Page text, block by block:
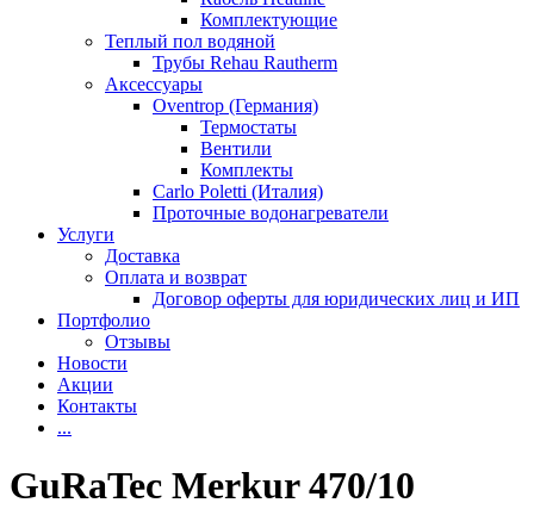
Комплектующие
Теплый пол водяной
Трубы Rehau Rautherm
Аксессуары
Oventrop (Германия)
Термостаты
Вентили
Комплекты
Carlo Poletti (Италия)
Проточные водонагреватели
Услуги
Доставка
Оплата и возврат
Договор оферты для юридических лиц и ИП
Портфолио
Отзывы
Новости
Акции
Контакты
...
GuRaTec Merkur 470/10